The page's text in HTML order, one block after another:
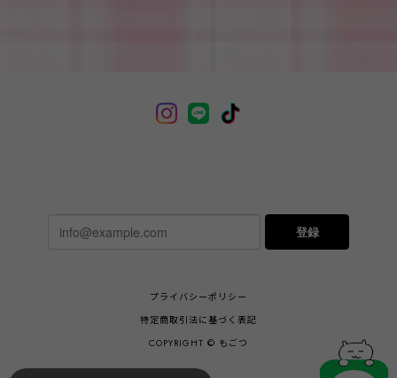
登録
プライバシーポリシー
特定商取引法に基づく表記
COPYRIGHT © もごつ